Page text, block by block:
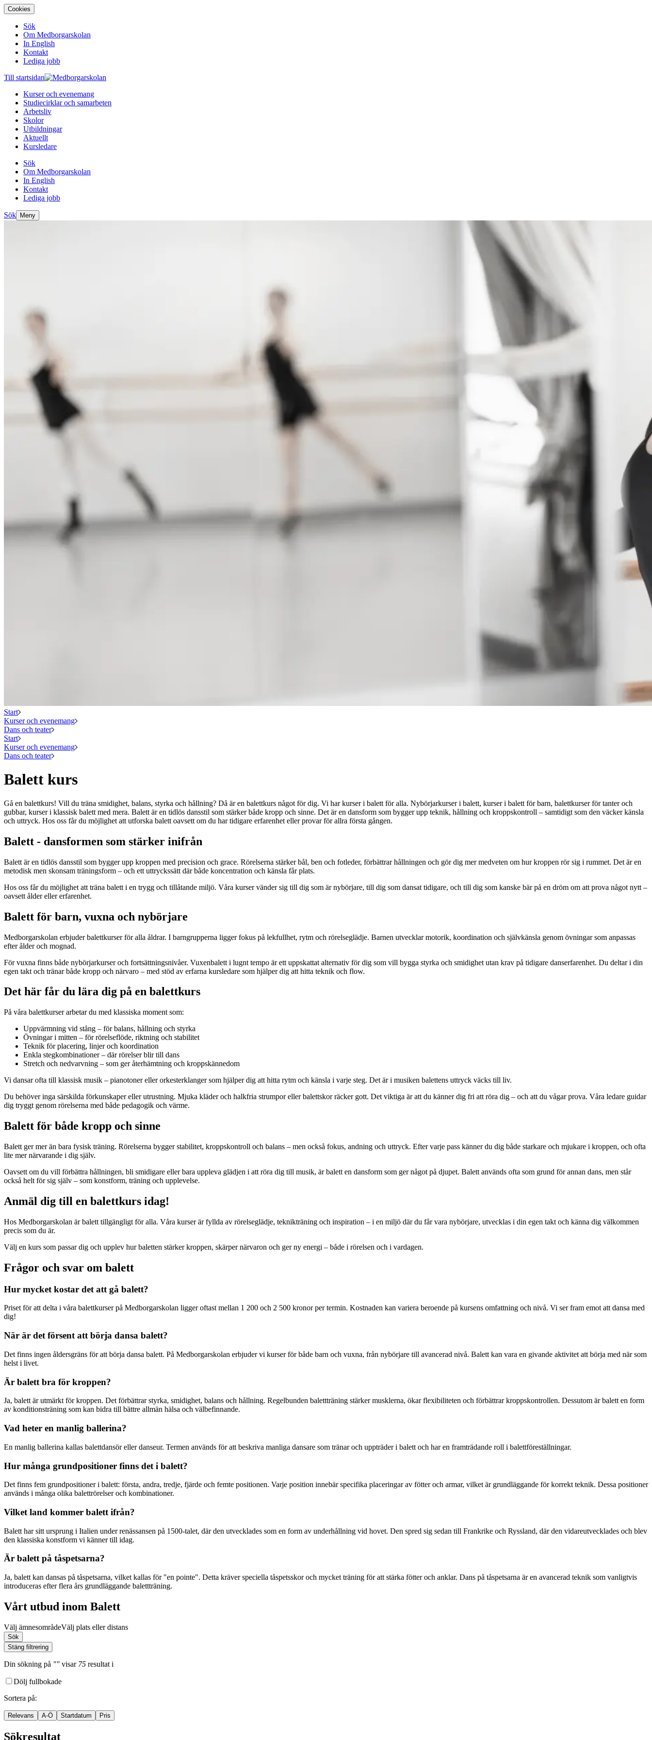
Cookies
Sök
Om Medborgarskolan
In English
Kontakt
Lediga jobb
Till startsidan
Kurser och evenemang
Studiecirklar och samarbeten
Arbetsliv
Skolor
Utbildningar
Aktuellt
Kursledare
Sök
Om Medborgarskolan
In English
Kontakt
Lediga jobb
Sök Meny
Start
Kurser och evenemang
Dans och teater
Start
Kurser och evenemang
Dans och teater
Balett kurs
Gå en balettkurs! Vill du träna smidighet, balans, styrka och hållning? Då är en balettkurs något för dig. Vi har kurser i balett för alla. Nybörjarkurser i balett, kurser i balett för barn, balettkurser för tanter och
gubbar, kurser i klassisk balett med mera. Balett är en tidlös dansstil som stärker både kropp och sinne. Det är en dansform som bygger upp teknik, hållning och kroppskontroll – samtidigt som den väcker känsla
och uttryck. Hos oss får du möjlighet att utforska balett oavsett om du har tidigare erfarenhet eller provar för allra första gången.
Balett - dansformen som stärker inifrån
Balett är en tidlös dansstil som bygger upp kroppen med precision och grace. Rörelserna stärker bål, ben och fotleder, förbättrar hållningen och gör dig mer medveten om hur kroppen rör sig i rummet. Det är en
metodisk men skonsam träningsform – och ett uttryckssätt där både koncentration och känsla får plats.
Hos oss får du möjlighet att träna balett i en trygg och tillåtande miljö. Våra kurser vänder sig till dig som är nybörjare, till dig som dansat tidigare, och till dig som kanske bär på en dröm om att prova något nytt –
oavsett ålder eller erfarenhet.
Balett för barn, vuxna och nybörjare
Medborgarskolan erbjuder balettkurser för alla åldrar. I barngrupperna ligger fokus på lekfullhet, rytm och rörelseglädje. Barnen utvecklar motorik, koordination och självkänsla genom övningar som anpassas
efter ålder och mognad.
För vuxna finns både nybörjarkurser och fortsättningsnivåer. Vuxenbalett i lugnt tempo är ett uppskattat alternativ för dig som vill bygga styrka och smidighet utan krav på tidigare danserfarenhet. Du deltar i din
egen takt och tränar både kropp och närvaro – med stöd av erfarna kursledare som hjälper dig att hitta teknik och flow.
Det här får du lära dig på en balettkurs
På våra balettkurser arbetar du med klassiska moment som:
Uppvärmning vid stång – för balans, hållning och styrka
Övningar i mitten – för rörelseflöde, riktning och stabilitet
Teknik för placering, linjer och koordination
Enkla stegkombinationer – där rörelser blir till dans
Stretch och nedvarvning – som ger återhämtning och kroppskännedom
Vi dansar ofta till klassisk musik – pianotoner eller orkesterklanger som hjälper dig att hitta rytm och känsla i varje steg. Det är i musiken balettens uttryck väcks till liv.
Du behöver inga särskilda förkunskaper eller utrustning. Mjuka kläder och halkfria strumpor eller balettskor räcker gott. Det viktiga är att du känner dig fri att röra dig – och att du vågar prova. Våra ledare guidar
dig tryggt genom rörelserna med både pedagogik och värme.
Balett för både kropp och sinne
Balett ger mer än bara fysisk träning. Rörelserna bygger stabilitet, kroppskontroll och balans – men också fokus, andning och uttryck. Efter varje pass känner du dig både starkare och mjukare i kroppen, och ofta
lite mer närvarande i dig själv.
Oavsett om du vill förbättra hållningen, bli smidigare eller bara uppleva glädjen i att röra dig till musik, är balett en dansform som ger något på djupet. Balett används ofta som grund för annan dans, men står
också helt för sig själv – som konstform, träning och upplevelse.
Anmäl dig till en balettkurs idag!
Hos Medborgarskolan är balett tillgängligt för alla. Våra kurser är fyllda av rörelseglädje, teknikträning och inspiration – i en miljö där du får vara nybörjare, utvecklas i din egen takt och känna dig välkommen
precis som du är.
Välj en kurs som passar dig och upplev hur baletten stärker kroppen, skärper närvaron och ger ny energi – både i rörelsen och i vardagen.
Frågor och svar om balett
Hur mycket kostar det att gå balett?
Priset för att delta i våra balettkurser på Medborgarskolan ligger oftast mellan 1 200 och 2 500 kronor per termin. Kostnaden kan variera beroende på kursens omfattning och nivå. Vi ser fram emot att dansa med
dig!
När är det försent att börja dansa balett?
Det finns ingen åldersgräns för att börja dansa balett. På Medborgarskolan erbjuder vi kurser för både barn och vuxna, från nybörjare till avancerad nivå. Balett kan vara en givande aktivitet att börja med när som
helst i livet.
Är balett bra för kroppen?
Ja, balett är utmärkt för kroppen. Det förbättrar styrka, smidighet, balans och hållning. Regelbunden balettträning stärker musklerna, ökar flexibiliteten och förbättrar kroppskontrollen. Dessutom är balett en form
av konditionsträning som kan bidra till bättre allmän hälsa och välbefinnande.
Vad heter en manlig ballerina?
En manlig ballerina kallas balettdansör eller danseur. Termen används för att beskriva manliga dansare som tränar och uppträder i balett och har en framträdande roll i balettföreställningar.
Hur många grundpositioner finns det i balett?
Det finns fem grundpositioner i balett: första, andra, tredje, fjärde och femte positionen. Varje position innebär specifika placeringar av fötter och armar, vilket är grundläggande för korrekt teknik. Dessa positioner
används i många olika balettrörelser och kombinationer.
Vilket land kommer balett ifrån?
Balett har sitt ursprung i Italien under renässansen på 1500-talet, där den utvecklades som en form av underhållning vid hovet. Den spred sig sedan till Frankrike och Ryssland, där den vidareutvecklades och blev
den klassiska konstform vi känner till idag.
Är balett på tåspetsarna?
Ja, balett kan dansas på tåspetsarna, vilket kallas för "en pointe". Detta kräver speciella tåspetsskor och mycket träning för att stärka fötter och anklar. Dans på tåspetsarna är en avancerad teknik som vanligtvis
introduceras efter flera års grundläggande balettträning.
Vårt utbud inom Balett
Välj ämnesområdeVälj plats eller distans
Sök
Stäng filtrering
Din sökning på "" visar 75 resultat i
Dölj fullbokade
Sortera på:
Relevans A-Ö Startdatum Pris
Sökresultat